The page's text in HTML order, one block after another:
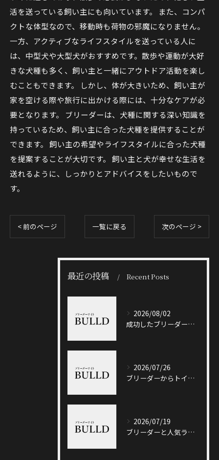
活を送っている飼い主にも向いています。 また、コンパ
クトな体型なので、移動時も荷物の邪魔になりません。
一方、アクティブなライフスタイルを送っている人に
は、中型犬や大型犬がおすすめです。散歩や運動が大好
きな犬種も多く、飼い主と一緒にアウトドア活動を楽し
むこともできます。 しかし、体が大きいため、飼い主が
家を空ける際や旅行に出かける際には、十分なケアが必
要となります。 ブリーダーは、犬種に関する深い知識を
持っているため、飼い主に合った犬種を提供することが
できます。 飼い主の希望やライフスタイルに合った犬種
を提案することが大切です。 飼い主と犬が幸せな生活を
送れるように、しっかりとアドバイスをしたいもので
す。
< 前のページ 一覧に戻る 次のページ >
最近の投稿 Recent Posts
2026/08/02
成功したブリーダーと岐阜県加茂郡八百津町で信頼できる出会い方徹底ガイド
2026/07/26
ブリーダーからトイプードルを迎える前に知っておきたい選び方と価格相場のポイント
2026/07/19
ブリーダーと人気ランキングで土岐市の選び方や信頼性を徹底解説